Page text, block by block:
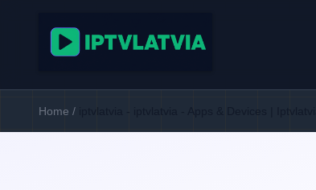
Home / iptvlatvia - iptvlatvia - Apps & Devices | Iptvlatvia